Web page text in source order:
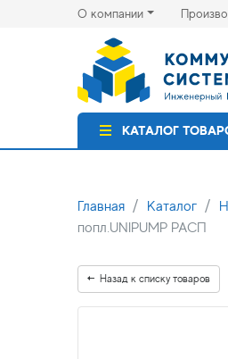
О компании
КАТАЛОГ
Главная Каталог
попл.UNIPUMP РАСП
Назад к списку товаров